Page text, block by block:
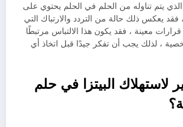
الذي يتم تناوله من الحلم في الحلم يحتوي على
يعكس ذلك حالة من التردد والارتباك التي
معينة ، فقد يكون هذا الالتباس مرتبطًا
، لذلك يجب أن تفكر جيدًا قبل اتخاذ أي
لاستهلاك البيتزا في حلم